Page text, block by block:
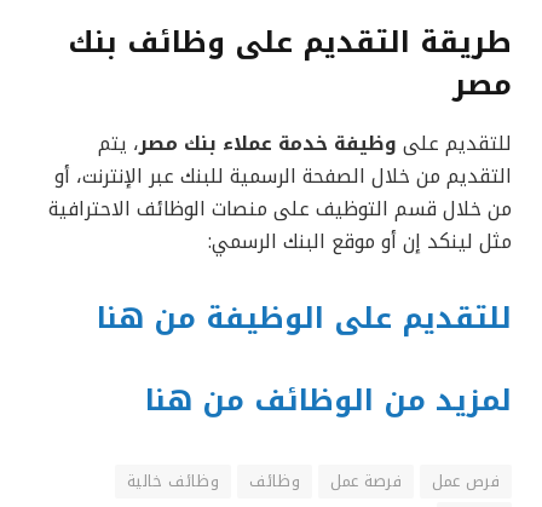
طريقة التقديم على وظائف بنك
مصر
للتقديم على وظيفة خدمة عملاء بنك مصر، يتم
التقديم من خلال الصفحة الرسمية للبنك عبر الإنترنت، أو
من خلال قسم التوظيف على منصات الوظائف الاحترافية
مثل لينكد إن أو موقع البنك الرسمي:
للتقديم على الوظيفة من هنا
لمزيد من الوظائف من هنا
فرص عمل فرصة عمل وظائف
وظائف خالية